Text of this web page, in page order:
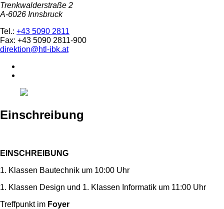
Trenkwalderstraße 2
A-6026 Innsbruck
Tel.: +43 5090 2811
Fax: +43 5090 2811-900
direktion@htl-ibk.at
Einschreibung
EINSCHREIBUNG
1. Klassen Bautechnik um 10:00 Uhr
1. Klassen Design und 1. Klassen Informatik um 11:00 Uhr
Treffpunkt im Foyer